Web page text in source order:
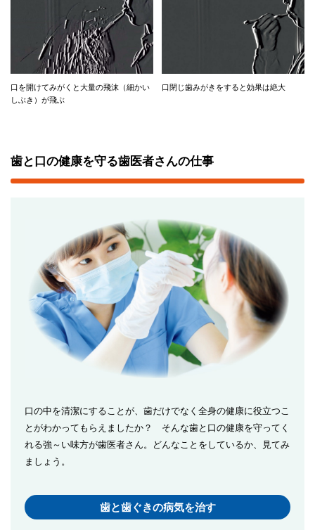
口を開けてみがくと大量の飛沫（細かい
しぶき）が飛ぶ
口閉じ歯みがきをすると効果は絶大
歯と口の健康を守る歯医者さんの仕事
口の中を清潔にすることが、歯だけでなく全身の健康に役立つこ
とがわかってもらえましたか？ そんな歯と口の健康を守ってく
れる強～い味方が歯医者さん。どんなことをしているか、見てみ
ましょう。
歯と歯ぐきの病気を治す